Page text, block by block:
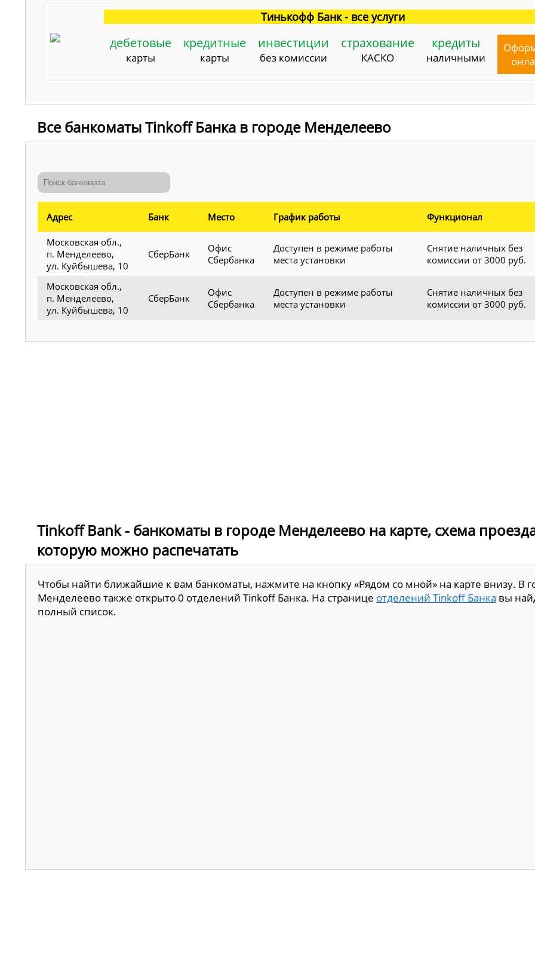
Тинькофф Банк - все услуги
дебетовые
карты
кредитные
карты
инвестиции
без комиссии
страхование
КАСКО
кредиты
наличными
Все банкоматы Tinkoff Банка в городе Менделеево
Адрес Банк Место График работы Функционал
Московская обл.,
п. Менделеево,
ул. Куйбышева, 10
СберБанк
Офис
Сбербанка
Доступен в режиме работы
места установки
Снятие наличных без
комиссии от 3000 руб.
Московская обл.,
п. Менделеево,
ул. Куйбышева, 10
СберБанк
Офис
Сбербанка
Доступен в режиме работы
места установки
Снятие наличных без
комиссии от 3000 руб.
Tinkoff Bank - банкоматы в городе Менделеево на карте, схема
которую можно распечатать
Чтобы найти ближайшие к вам банкоматы, нажмите на кнопку «Рядом со мной» на карте внизу. В
Менделеево также открыто 0 отделений Tinkoff Банка. На странице отделений Tinkoff Банка вы
полный список.